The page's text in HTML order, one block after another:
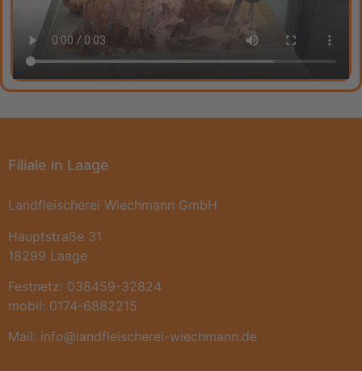
Filiale in Laage
Landfleischerei Wiechmann GmbH
Hauptstraße 31
18299 Laage
Festnetz: 038459-32824
mobil: 0174-6882215
Mail: info@landfleischerei-wiechmann.de